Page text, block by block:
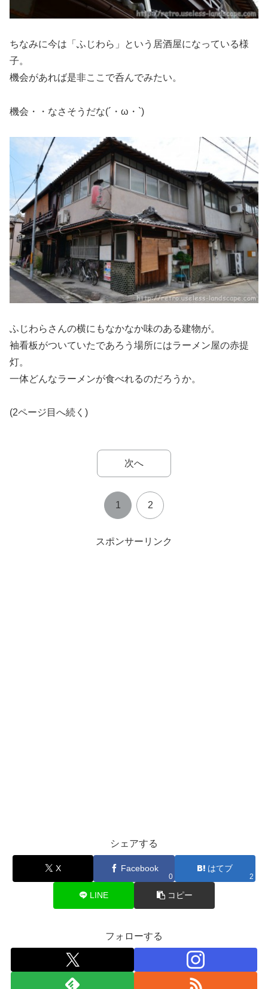
ちなみに今は「ふじわら」という居酒屋になっている様
子。
機会があれば是非ここで呑んでみたい。
機会・・なさそうだな(´・ω・`)
ふじわらさんの横にもなかなか味のある建物が。
袖看板がついていたであろう場所にはラーメン屋の赤提
灯。
一体どんなラーメンが食べれるのだろうか。
(2ページ目へ続く)
次へ
1 2
スポンサーリンク
シェアする
X Facebook
0
はてブ
2
LINE コピー
フォローする